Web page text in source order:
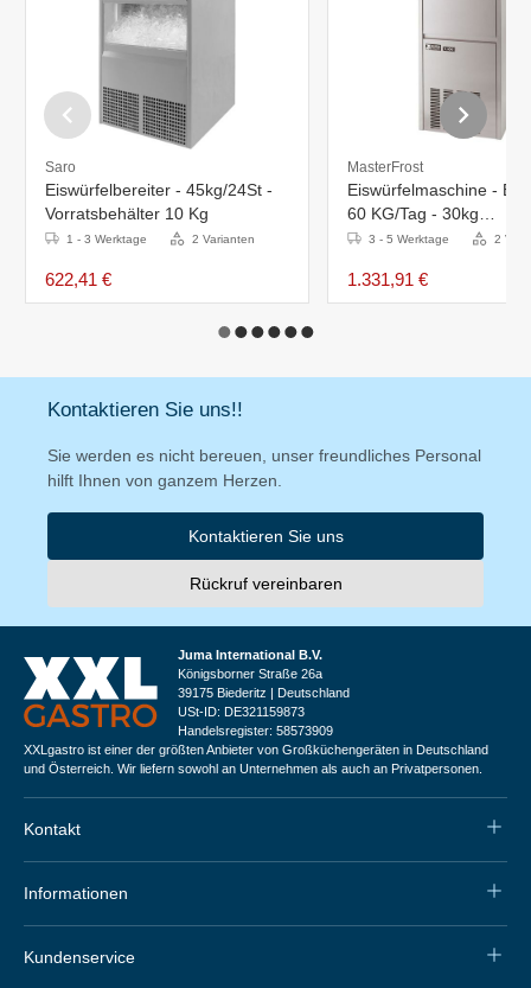
Saro
Eiswürfelbereiter - 45kg/24St -
Vorratsbehälter 10 Kg
1 - 3 Werktage 2 Varianten
622,41 €
MasterFrost
Eiswürfelmaschine -
60 KG/Tag - 30kg
Vorratsbehälter
3 - 5 Werktage 2
1.331,91 €
Kontaktieren Sie uns!!
Sie werden es nicht bereuen, unser freundliches Personal
hilft Ihnen von ganzem Herzen.
Kontaktieren Sie uns
Rückruf vereinbaren
Juma International B.V.
Königsborner Straße 26a
39175 Biederitz | Deutschland
USt-ID: DE321159873
Handelsregister: 58573909
XXLgastro ist einer der größten Anbieter von Großküchengeräten in Deutschland
und Österreich. Wir liefern sowohl an Unternehmen als auch an Privatpersonen.
Kontakt
Informationen
Kundenservice